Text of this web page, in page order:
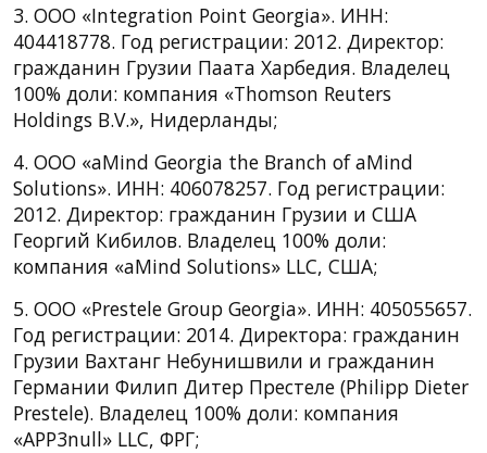
3. ООО «Integration Point Georgia». ИНН:
404418778. Год регистрации: 2012. Директор:
гражданин Грузии Паата Харбедия. Владелец
100% доли: компания «Thomson Reuters
Holdings B.V.», Нидерланды;
4. ООО «aMind Georgia the Branch of aMind
Solutions». ИНН: 406078257. Год регистрации:
2012. Директор: гражданин Грузии и США
Георгий Кибилов. Владелец 100% доли:
компания «aMind Solutions» LLC, США;
5. ООО «Prestele Group Georgia». ИНН: 405055657.
Год регистрации: 2014. Директора: гражданин
Грузии Вахтанг Небунишвили и гражданин
Германии Филип Дитер Престеле (Philipp Dieter
Prestele). Владелец 100% доли: компания
«APP3null» LLC, ФРГ;